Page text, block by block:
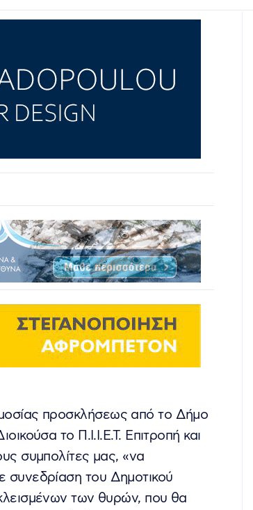
προσκλήσεως από το Δήμο
το Π.Ι.Ι.Ε.Τ. Επιτροπή και
συμπολίτες μας, «να
συνεδρίαση του Δημοτικού
των θυρών, που θα